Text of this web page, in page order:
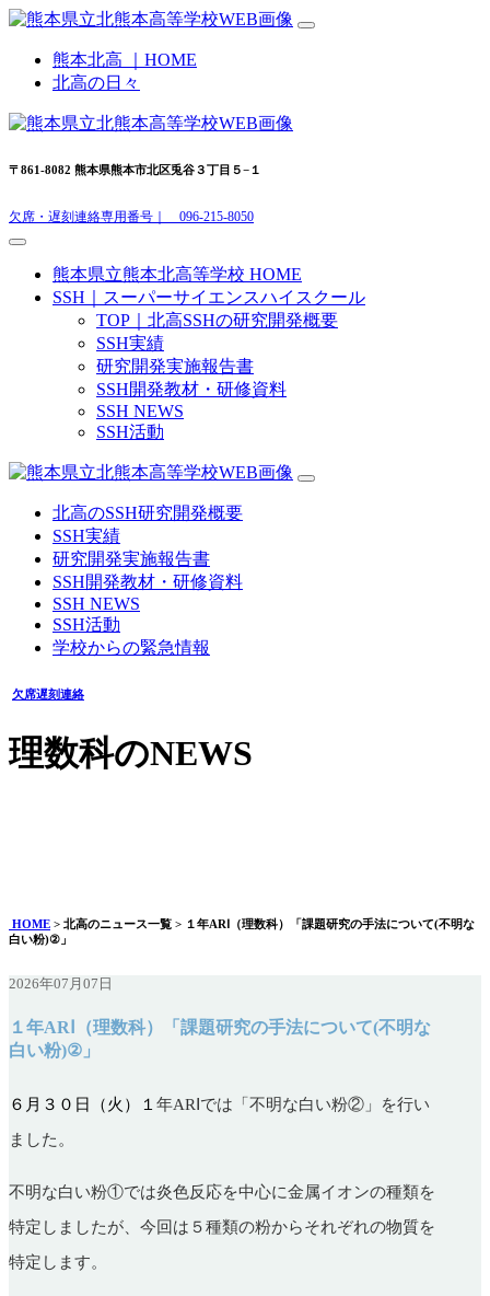
熊本北高 ｜HOME
北高の日々
〒861-8082 熊本県熊本市北区兎谷３丁目５−１
欠席・遅刻連絡専用番号｜ 096-215-8050
熊本県立熊本北高等学校 HOME
SSH｜スーパーサイエンスハイスクール
TOP｜北高SSHの研究開発概要
SSH実績
研究開発実施報告書
SSH開発教材・研修資料
SSH NEWS
SSH活動
北高のSSH研究開発概要
SSH実績
研究開発実施報告書
SSH開発教材・研修資料
SSH NEWS
SSH活動
学校からの緊急情報
欠席遅刻連絡
理数科のNEWS
HOME > 北高のニュース一覧 > １年ARⅠ（理数科）「課題研究の手法について(不明な
白い粉)②」
2026年07月07日
１年ARⅠ（理数科）「課題研究の手法について(不明な
白い粉)②」
６月３０日（火）１ 年ARⅠでは「不明な白い粉②」を行い
ました。
不明な白い粉①では炎色反応を中心に金属イオンの種類を
特定しましたが、今回は５種類の粉からそれぞれの物質を
特定します。